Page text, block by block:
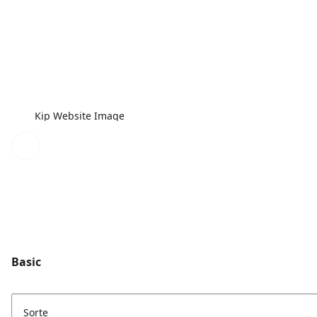
Kip Website Image
Basic
Sorte